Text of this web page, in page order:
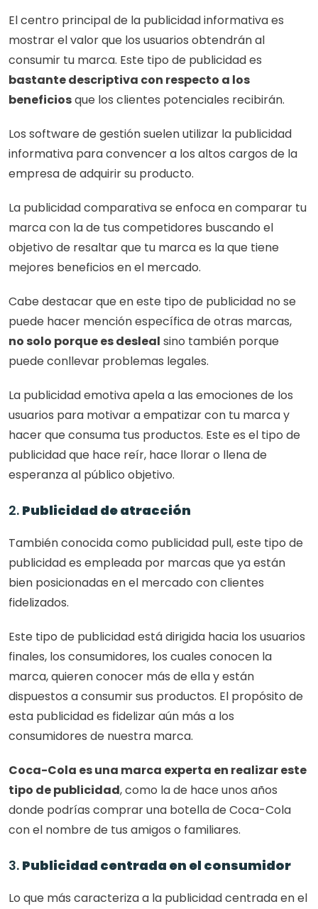
El centro principal de la publicidad informativa es
mostrar el valor que los usuarios obtendrán al
bastante descriptiva con respecto a los
beneficios que los clientes potenciales recibirán.
Los software de gestión suelen utilizar la publicidad
informativa para convencer a los altos cargos de la
empresa de adquirir su producto.
La publicidad comparativa se enfoca en comparar tu
marca con la de tus competidores buscando el
objetivo de resaltar que tu marca es la que tiene
mejores beneficios en el mercado.
Cabe destacar que en este tipo de publicidad no se
no solo porque es desleal sino también porque
puede conllevar problemas legales.
La publicidad emotiva apela a las emociones de los
usuarios para motivar a empatizar con tu marca y
hacer que consuma tus productos. Este es el tipo de
publicidad que hace reír, hace llorar o llena de
esperanza al público objetivo.
2. Publicidad de atracción
También conocida como publicidad pull, este tipo de
publicidad es empleada por marcas que ya están
bien posicionadas en el mercado con clientes
fidelizados.
Este tipo de publicidad está dirigida hacia los usuarios
finales, los consumidores, los cuales conocen la
marca, quieren conocer más de ella y están
dispuestos a consumir sus productos. El propósito de
esta publicidad es fidelizar aún más a los
consumidores de nuestra marca.
Coca-Cola es una marca experta en realizar este
tipo de publicidad, como la de hace unos años
donde podrías comprar una botella de Coca-Cola
con el nombre de tus amigos o familiares.
3. Publicidad centrada en el consumidor
Lo que más caracteriza a la publicidad centrada en el